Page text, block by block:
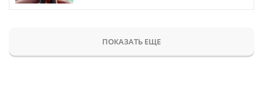
ПОКАЗАТЬ ЕЩЕ